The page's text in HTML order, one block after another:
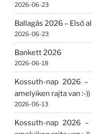
2026-06-23
Ballagás 2026 – Első
2026-06-23
Bankett 2026
2026-06-18
Kossuth-nap 2026 –
amelyiken rajta van :-))
2026-06-13
Kossuth-nap 2026 –